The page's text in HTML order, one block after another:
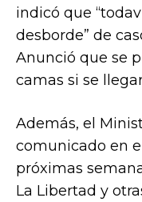
indicó que
desborde” de
Anunció que se
camas si se
Además, el
comunicado en
próximas
La Libertad y